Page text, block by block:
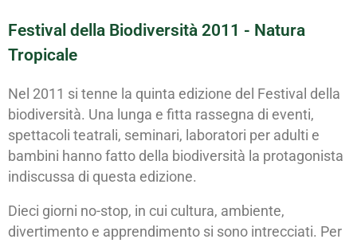
Festival della Biodiversità 2011 - Natura
Tropicale
Nel 2011 si tenne la quinta edizione del Festival della
biodiversità. Una lunga e fitta rassegna di eventi,
spettacoli teatrali, seminari, laboratori per adulti e
bambini hanno fatto della biodiversità la protagonista
indiscussa di questa edizione.
Dieci giorni no-stop, in cui cultura, ambiente,
divertimento e apprendimento si sono intrecciati. Per